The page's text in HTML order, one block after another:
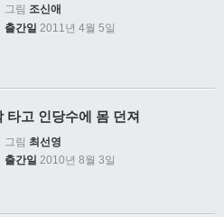
그림 조신애
출간일 2011년 4월 5일
타고 인당수에 몸 던져
그림 최선영
출간일 2010년 8월 3일